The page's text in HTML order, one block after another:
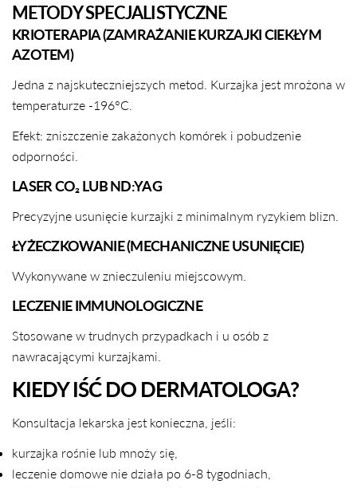
METODY SPECJALISTYCZNE
KRIOTERAPIA (ZAMRAŻANIE KURZAJKI CIEKŁYM
AZOTEM)
Jedna z najskuteczniejszych metod. Kurzajka jest mrożona w
temperaturze -196°C.
Efekt: zniszczenie zakażonych komórek i pobudzenie
odporności.
LASER CO₂ LUB ND:YAG
Precyzyjne usunięcie kurzajki z minimalnym ryzykiem blizn.
ŁYŻECZKOWANIE (MECHANICZNE USUNIĘCIE)
Wykonywane w znieczuleniu miejscowym.
LECZENIE IMMUNOLOGICZNE
Stosowane w trudnych przypadkach i u osób z
nawracającymi kurzajkami.
KIEDY IŚĆ DO DERMATOLOGA?
Konsultacja lekarska jest konieczna, jeśli:
kurzajka rośnie lub mnoży się,
leczenie domowe nie działa po 6-8 tygodniach,